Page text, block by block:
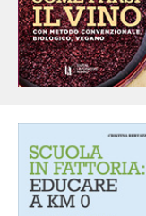
VERONESI
RIMANI A
ARCHMAN
VITA IN